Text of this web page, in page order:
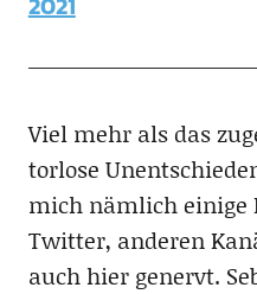
Viel mehr als das
torlose
mich nämlich einige
Twitter, anderen
auch hier genervt.